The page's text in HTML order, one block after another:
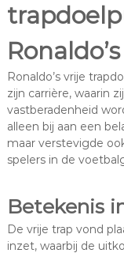
Ronaldo’s vrije
zijn carrière, waarin
vastberadenheid
alleen bij aan een
maar verstevigde
spelers in de
Betekenis
De vrije trap vond
inzet, waarbij de